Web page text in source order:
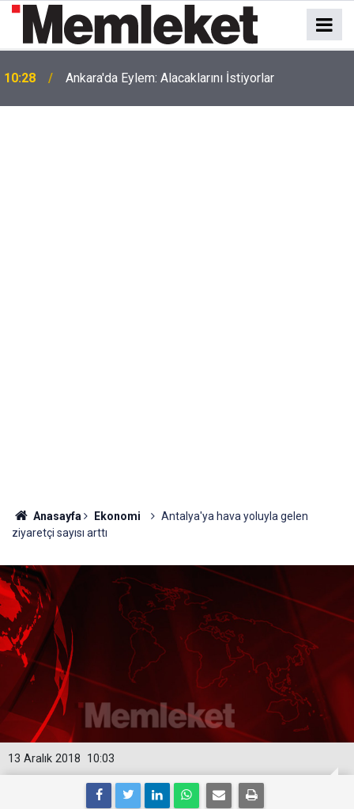
10:28 Ankara'da Eylem: Alacaklarını İstiyorlar
Anasayfa Ekonomi
Antalya'ya hava yoluyla gelen
ziyaretçi sayısı arttı
10:03
13 Aralık 2018